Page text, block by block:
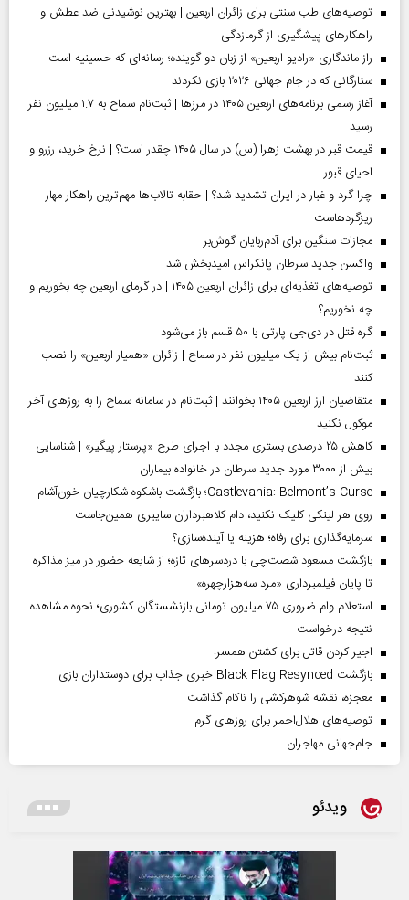
توصیه‌های طب سنتی برای زائران اربعین | بهترین نوشیدنی ضد عطش و
راهکارهای پیشگیری از گرمازدگی
راز ماندگاری «رادیو اربعین» از زبان دو گوینده؛ رسانه‌ای که حسینیه است
ستارگانی که در جام جهانی ۲۰۲۶ بازی نکردند
آغاز رسمی برنامه‌های اربعین ۱۴۰۵ در مرز‌ها | ثبت‌نام سماح به ۱.۷ میلیون نفر
رسید
قیمت قبر در بهشت زهرا (س) در سال ۱۴۰۵ چقدر است؟ | نرخ خرید، رزرو و
احیای قبور
چرا گرد و غبار در ایران تشدید شد؟ | حقابه تالاب‌ها مهم‌ترین راهکار مهار
ریزگردهاست
مجازات سنگین برای آدم‌ربایان گوش‌بر
واکسن جدید سرطان پانکراس امیدبخش شد
توصیه‌های تغذیه‌ای برای زائران اربعین ۱۴۰۵ | در گرمای اربعین چه بخوریم و
چه نخوریم؟
گره قتل در دی‌جی پارتی با ۵۰ قسم باز می‌شود
ثبت‌نام بیش از یک میلیون نفر در سماح | زائران «همیار اربعین» را نصب
کنند
متقاضیان ارز اربعین ۱۴۰۵ بخوانند | ثبت‌نام در سامانه سماح را به روز‌های آخر
موکول نکنید
کاهش ۲۵ درصدی بستری مجدد با اجرای طرح «پرستار پیگیر» | شناسایی
بیش از ۳۰۰۰ مورد جدید سرطان در خانواده بیماران
Castlevania: Belmont’s Curse؛ بازگشت باشکوه شکارچیان خون‌آشام
روی هر لینکی کلیک نکنید، دام کلاهبرداران سایبری همین‌جاست
سرمایه‌گذاری برای رفاه؛ هزینه یا آینده‌سازی؟
بازگشت مسعود شصت‌چی با دردسر‌های تازه؛ از شایعه حضور در میز مذاکره
تا پایان فیلمبرداری «مرد سه‌هزارچهره»
استعلام وام ضروری ۷۵ میلیون تومانی بازنشستگان کشوری؛ نحوه مشاهده
نتیجه درخواست
اجیر کردن قاتل برای کشتن همسر!
بازگشت Black Flag Resynced خبری جذاب برای دوستداران بازی
معجزه، نقشه شوهرکشی را ناکام گذاشت
توصیه‌های هلال‌احمر برای روز‌های گرم
جام‌جهانی مهاجران
ویدئو